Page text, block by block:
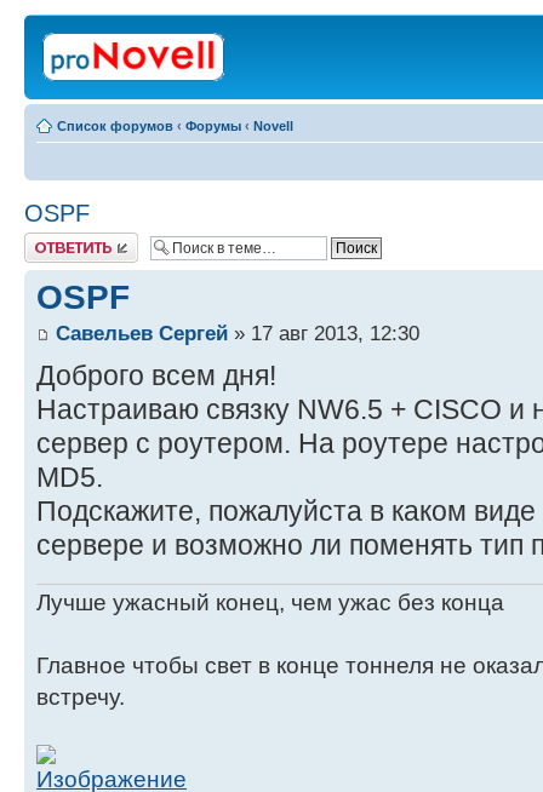
Список форумов ‹ Форумы ‹ Novell
OSPF
Ответить
OSPF
Савельев Сергей » 17 авг 2013, 12:30
Доброго всем дня!
Настраиваю связку NW6.5 + CISCO и
сервер с роутером. На роутере
MD5.
Подскажите, пожалуйста в каком
сервере и возможно ли поменять тип
Лучше ужасный конец, чем ужас без конца
Главное чтобы свет в конце тоннеля не
встречу.